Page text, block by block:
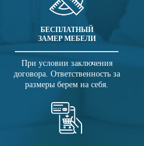
БЕСПЛАТНЫЙ
ЗАМЕР МЕБЕЛИ
При условии заключения
договора. Ответственность за
размеры берем на себя.